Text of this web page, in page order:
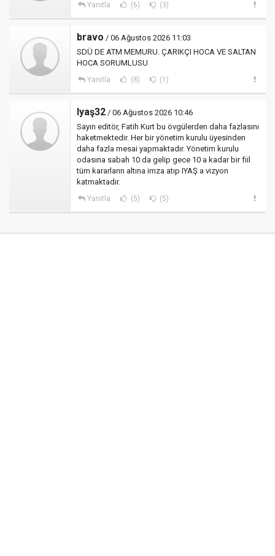
Yanıtla (6) (3)
bravo / 06 Ağustos 2026 11:03
SDÜ DE ATM MEMURU. ÇARIKÇI HOCA VE SALTAN
HOCA SORUMLUSU
Yanıtla (8) (1)
Iyaş32 / 06 Ağustos 2026 10:46
Sayın editör, Fatih Kurt bu övgülerden daha fazlasını
haketmektedir. Her bir yönetim kurulu üyesinden
daha fazla mesai yapmaktadır. Yönetim kurulu
odasına sabah 10 da gelip gece 10 a kadar bir fiil
tüm kararların altına imza atıp IYAŞ a vizyon
katmaktadır.
Yanıtla (5) (5)